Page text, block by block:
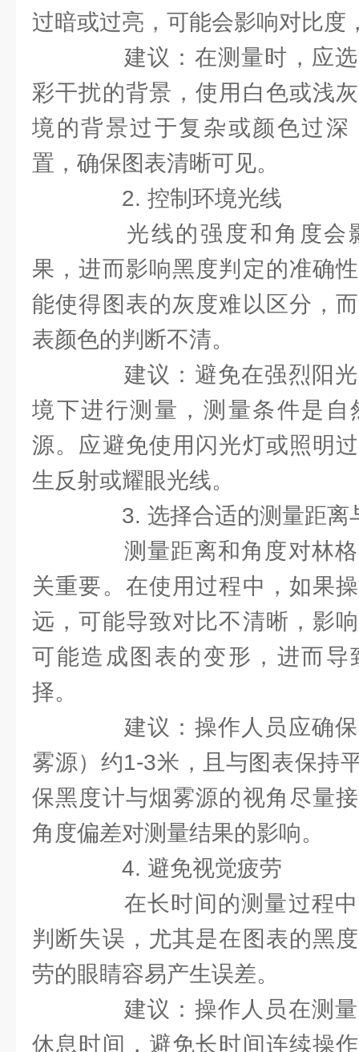
过暗或过亮，可能会影响对比度
建议：在测量时，应选
彩干扰的背景，使用白色或浅
境的背景过于复杂或颜色过深
置，确保图表清晰可见。
2. 控制环境光线
光线的强度和角度会
果，进而影响黑度判定的准确
能使得图表的灰度难以区分，
表颜色的判断不清。
建议：避免在强烈阳光
境下进行测量，测量条件是自
源。应避免使用闪光灯或照明
生反射或耀眼光线。
3. 选择合适的测量距离
测量距离和角度对林格
关重要。在使用过程中，如果
远，可能导致对比不清晰，影
可能造成图表的变形，进而导
择。
建议：操作人员应确保
雾源）约1-3米，且与图表保持
保黑度计与烟雾源的视角尽量
角度偏差对测量结果的影响。
4. 避免视觉疲劳
在长时间的测量过程中
判断失误，尤其是在图表的黑
劳的眼睛容易产生误差。
建议：操作人员在测量
休息时间，避免长时间连续操